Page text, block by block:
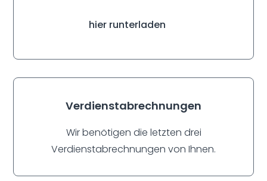
hier runterladen
Verdienstabrechnungen
Wir benötigen die letzten drei
Verdienstabrechnungen von Ihnen.